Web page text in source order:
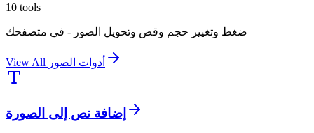
10 tools
ضغط وتغيير حجم وقص وتحويل الصور - في متصفحك
View All أدوات الصور
إضافة نص إلى الصورة